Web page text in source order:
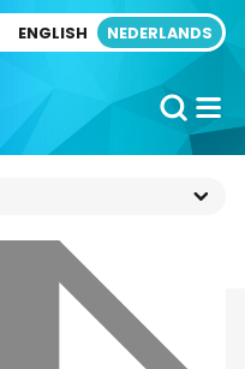
ENGLISH NEDERLANDS